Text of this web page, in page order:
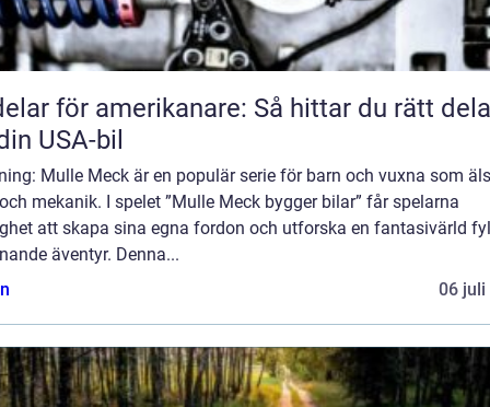
för amerikanare: Så hittar du rätt
USA-bil
Mulle Meck är en populär serie för barn och vuxna som
mekanik. I spelet ”Mulle Meck bygger bilar” får spelarna
att skapa sina egna fordon och utforska en fantasivärld
äventyr. Denna...
06 juli